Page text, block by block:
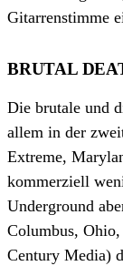
Gitarrenstimme
BRUTAL
Die brutale und
allem in der
Extreme,
kommerziell
Underground
Columbus,
Century Media)